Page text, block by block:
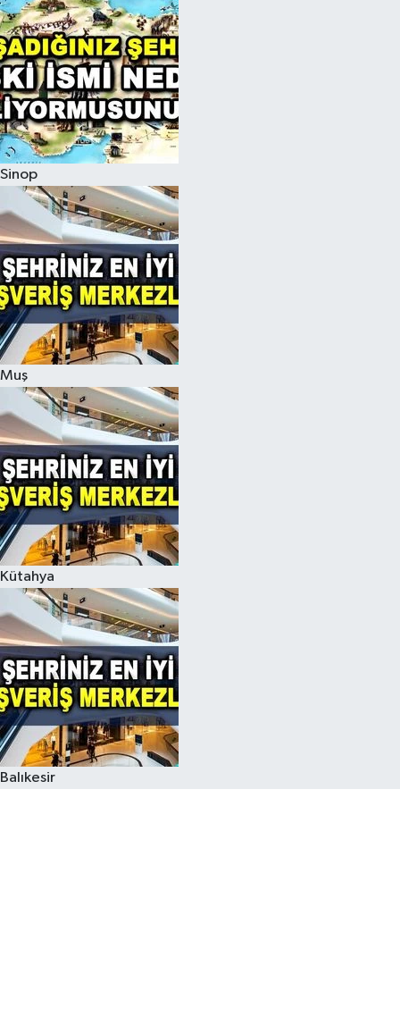
Sinop
Muş
Kütahya
Balıkesir